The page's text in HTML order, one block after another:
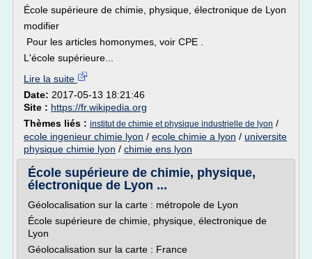
École supérieure de chimie, physique, électronique de Lyon
modifier
Pour les articles homonymes, voir CPE .
L'école supérieure...
Lire la suite
Date: 2017-05-13 18:21:46
Site : https://fr.wikipedia.org
Thèmes liés : institut de chimie et physique industrielle de lyon /
ecole ingenieur chimie lyon / ecole chimie a lyon / universite
physique chimie lyon / chimie ens lyon
École supérieure de chimie, physique,
électronique de Lyon ...
Géolocalisation sur la carte : métropole de Lyon
École supérieure de chimie, physique, électronique de
Lyon
Géolocalisation sur la carte : France